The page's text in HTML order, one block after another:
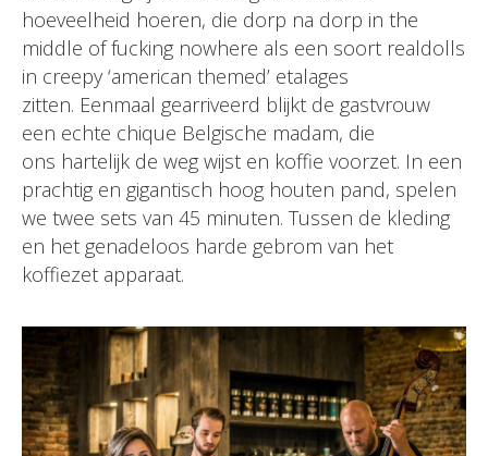
hoeveelheid hoeren, die dorp na dorp in the
middle of fucking nowhere als een soort realdolls
in creepy ‘american themed’ etalages
zitten. Eenmaal gearriveerd blijkt de gastvrouw
een echte chique Belgische madam, die
ons hartelijk de weg wijst en koffie voorzet. In een
prachtig en gigantisch hoog houten pand, spelen
we twee sets van 45 minuten. Tussen de kleding
en het genadeloos harde gebrom van het
koffiezet apparaat.